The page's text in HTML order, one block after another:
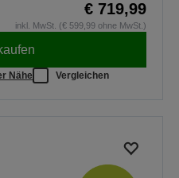
€ 719,99
inkl. MwSt. (€ 599,99 ohne MwSt.)
Nähe Vergleichen